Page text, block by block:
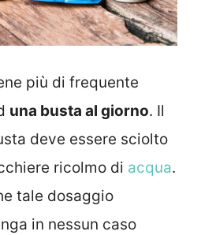
più di frequente
una busta al giorno. Il
deve essere sciolto
ricolmo di acqua.
tale dosaggio
in nessun caso